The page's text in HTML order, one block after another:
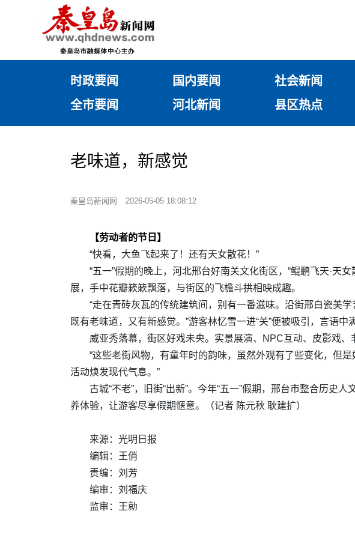
时政要闻 国内要闻 社会新闻
全市要闻
河北新闻 县区热点
老味道，新感觉
秦皇岛新闻网 2026-05-05 18:08:12
【劳动者的节日】
“快看，大鱼飞起来了！还有天女散花！”
“五一”假期的晚上，河北邢台好南关文化街区，“鲲鹏飞天·天
展，手中花瓣簌簌飘落，与街区的飞檐斗拱相映成趣。
“走在青砖灰瓦的传统建筑间，别有一番滋味。沿街邢白瓷美
既有老味道，又有新感觉。”游客林忆雪一进“关”便被吸引，言语中
威亚秀落幕，街区好戏未央。实景展演、NPC互动、皮影戏
“这些老街风物，有童年时的韵味，虽然外观有了些变化，但
活动焕发现代气息。”
古城“不老”，旧街“出新”。今年“五一”假期，邢台市整合历史
养体验，让游客尽享假期惬意。（记者 陈元秋 耿建扩）
来源：光明日报
编辑：王俏
责编：刘芳
编审：刘福庆
监审：王勍